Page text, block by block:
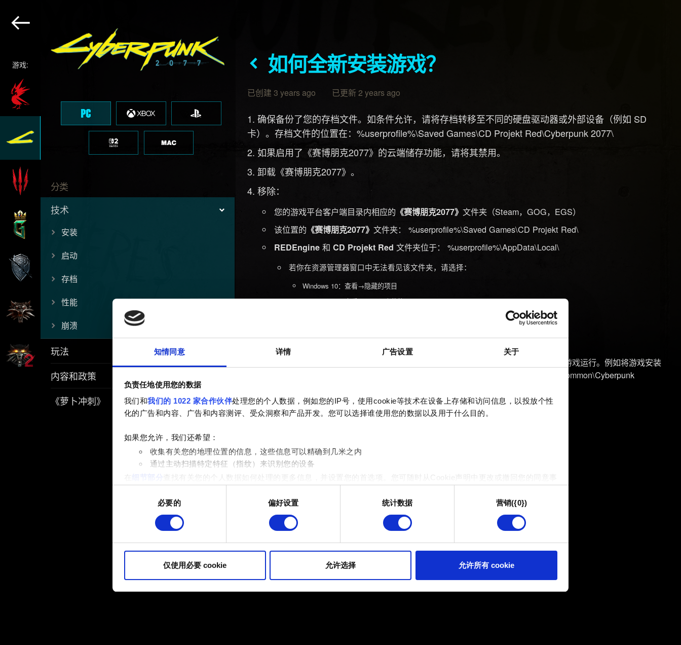
知情同意 详情 广告设置 关于
负责任地使用您的数据
我们和我们的 1022 家合作伙伴处理您的个人数据，例如您的IP号，使用cookie等技术在设备上存储和访问信息，以投放个性
化的广告和内容、广告和内容测评、受众洞察和产品开发。您可以选择谁使用您的数据以及用于什么目的。
如果您允许，我们还希望：
收集有关您的地理位置的信息，这些信息可以精确到几米之内
通过主动扫描特定特征（指纹）来识别您的设备
在
细节部分
查找有关您的个人数据如何处理的更多信息，并设置您的首选项。您可随时从Cookie声明中更改或撤回您的同意事
部分需要使用 Cookies 的是为了让网站功能可用，而另一部分是非强制性的，可以为我们提供技术和内容相关的反馈，以便
网站将更好地服务于您。例如帮助我们在社交媒体上发现您，提供一些您可能会感兴趣的东西，我们偶尔也可能与我们的合作
您可以在下面的"设置"菜单中找到有关我们使用 Cookie 的所有详细信息，并调整您对 Cookie 的偏好。一旦您了解了其中的
必要的 偏好设置 统计数据 营销({0})
仅使用必要 cookie 允许选择 允许所有 cookie
游戏:
分类
技术
安装
启动
存档
性能
崩溃
玩法
内容和政策
《萝卜冲刺》
如何全新安装游戏？
已创建 3 years ago 已更新 2 years ago
确保备份了您的存档文件。如条件允许，请将存档转移至不同的硬盘驱动器或外部设备（例如 SD
卡）。存档文件的位置在：%userprofile%\Saved Games\CD Projekt Red\Cyberpunk 2077\
如果启用了《赛博朋克2077》的云端储存功能，请将其禁用。
卸载《赛博朋克2077》。
移除：
您的游戏平台客户端目录内相应的 《赛博朋克2077》文件夹（Steam，GOG，EGS）
该位置的 《赛博朋克2077》文件夹： %userprofile%\Saved Games\CD Projekt Red\
REDEngine 和CD Projekt Red 文件夹位于： %userprofile%\AppData\Local\
若你在资源管理器窗口中无法看见该文件夹，请选择：
Windows 10：查看→隐藏的项目
Windows 11：查看→显示→隐藏的项目
重新安装《赛博朋克2077》，将其安装在固态硬盘上。请勿安装任何模组！
如果您将游戏和操作系统安装在同一分区内，请确保 Windows 权限设置不会阻止游戏运行。例如将游戏安装
在磁盘根目录，而非某个文件夹内。安装后的游戏路径示例：C:\Steam\steamapps\common\Cyberpunk
若遇到的是技术问题（游戏崩溃、无法启动等）：
将您的存档文件复制到新创建的 Cyberpunk 2077 文件夹中，位置如第一步所述。
若遇到的是玩法问题（例如任务进度问题）：
将您的存档文件复制到新创建的 Cyberpunk 2077 文件夹中，位置如第一步所述。
运行游戏，查看遇到的问题是否得到解决。
如有需要，可以重新启用云端储存功能。